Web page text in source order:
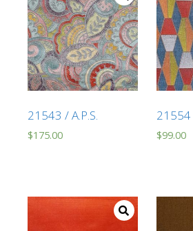
21543 / A.P.S.
$175.00
21554
$99.00